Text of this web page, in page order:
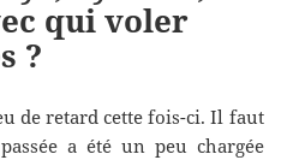
qui voler
?
de retard cette fois-ci. Il faut
a été un peu chargée